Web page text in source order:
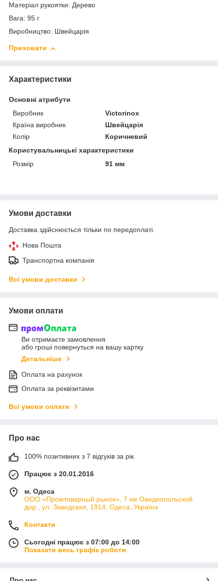
Матеріал рукоятки: Дерево
Вага: 95 г
Виробництво: Швейцарія
Приховати
Характеристики
Основні атрибути
Виробник
Victorinox
Країна виробник
Швейцарія
Колір
Коричневий
Користувальницькі характеристики
Розмір
91 мм
Умови доставки
Доставка здійснюється тільки по передоплаті.
Нова Пошта
Транспортна компанія
Всі умови доставки
Умови оплати
Ви отримаєте замовлення
або гроші повернуться на вашу картку
Детальніше
Оплата на рахунок
Оплата за реквізитами
Всі умови оплати
Про нас
100% позитивних з 7 відгуків за рік
Працює з 20.01.2016
м. Одеса
ООО «Промтоварный рынок», 7 км Овидиопольской
дор., ул. Заводская, 1914, Одеса, Україна
Контакти
Сьогодні працює з 07:00 до 14:00
Показати весь графік роботи